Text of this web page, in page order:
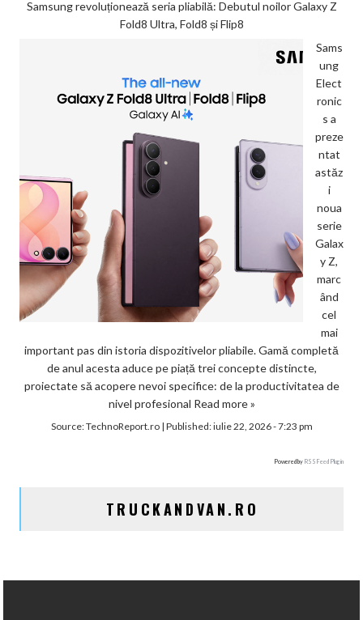
Samsung revoluționează seria pliabilă: Debutul noilor Galaxy Z
Fold8 Ultra, Fold8 și Flip8
Sams
ung
Elect
ronic
s a
preze
ntat
astăz
i
noua
serie
Galax
y Z,
marc
ând
cel
mai
important pas din istoria dispozitivelor pliabile. Gamă completă
de anul acesta aduce pe piață trei concepte distincte,
proiectate să acopere nevoi specifice: de la productivitatea de
nivel profesional Read more »
Source:TechnoReport.ro| Published:iulie 22, 2026 - 7:23 pm
Powered by RSS Feed Plugin
TRUCKANDVAN.RO